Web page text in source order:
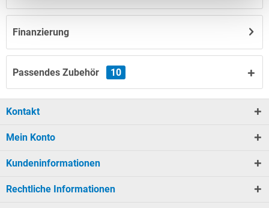
Finanzierung
Passendes Zubehör 10
Kontakt
Mein Konto
Kundeninformationen
Rechtliche Informationen